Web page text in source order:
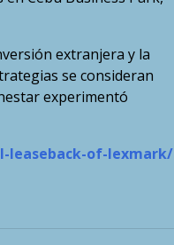
extranjera y la
se consideran
experimentó
leaseback-of-lexmark/